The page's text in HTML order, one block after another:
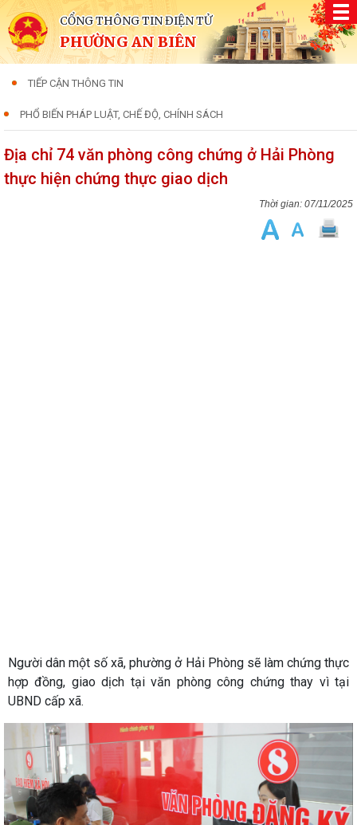
CỔNG THÔNG TIN ĐIỆN TỬ
PHƯỜNG AN BIÊN
TIẾP CẬN THÔNG TIN
PHỔ BIẾN PHÁP LUẬT, CHẾ ĐỘ, CHÍNH SÁCH
Địa chỉ 74 văn phòng công chứng ở Hải Phòng
thực hiện chứng thực giao dịch
07/11/2025
Người dân một số xã, phường ở Hải Phòng sẽ làm chứng thực
hợp đồng, giao dịch tại văn phòng công chứng thay vì tại
UBND cấp xã.